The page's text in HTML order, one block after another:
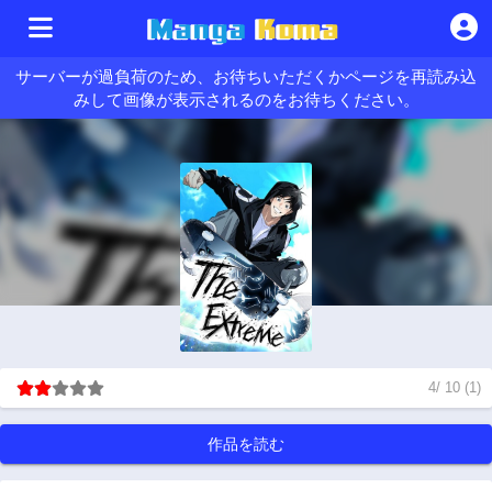
サーバーが過負荷のため、お待ちいただくかページを再読み込
みして画像が表示されるのをお待ちください。
4/ 10 (1)
作品を読む